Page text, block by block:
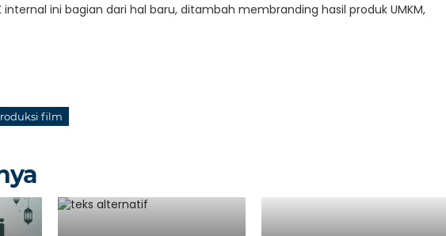
internal ini bagian dari hal baru, ditambah membranding hasil produk UMKM,
film